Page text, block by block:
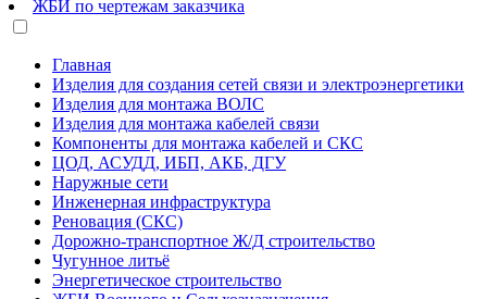
ЖБИ по чертежам заказчика
Главная
Изделия для создания сетей связи и электроэнергетики
Изделия для монтажа ВОЛС
Изделия для монтажа кабелей связи
Компоненты для монтажа кабелей и СКС
ЦОД, АСУДД, ИБП, АКБ, ДГУ
Наружные сети
Инженерная инфраструктура
Реновация (СКС)
Дорожно-транспортное Ж/Д строительство
Чугунное литьё
Энергетическое строительство